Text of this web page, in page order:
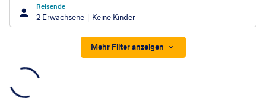
Reisende
2 Erwachsene Keine Kinder
Mehr Filter anzeigen